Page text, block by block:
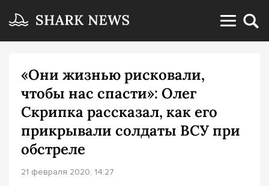
«Они жизнью рисковали,
чтобы нас спасти»: Олег
Скрипка рассказал, как его
прикрывали солдаты ВСУ при
обстреле
21 февраля 2020, 14:27